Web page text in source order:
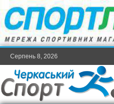
Серпень 8, 2026